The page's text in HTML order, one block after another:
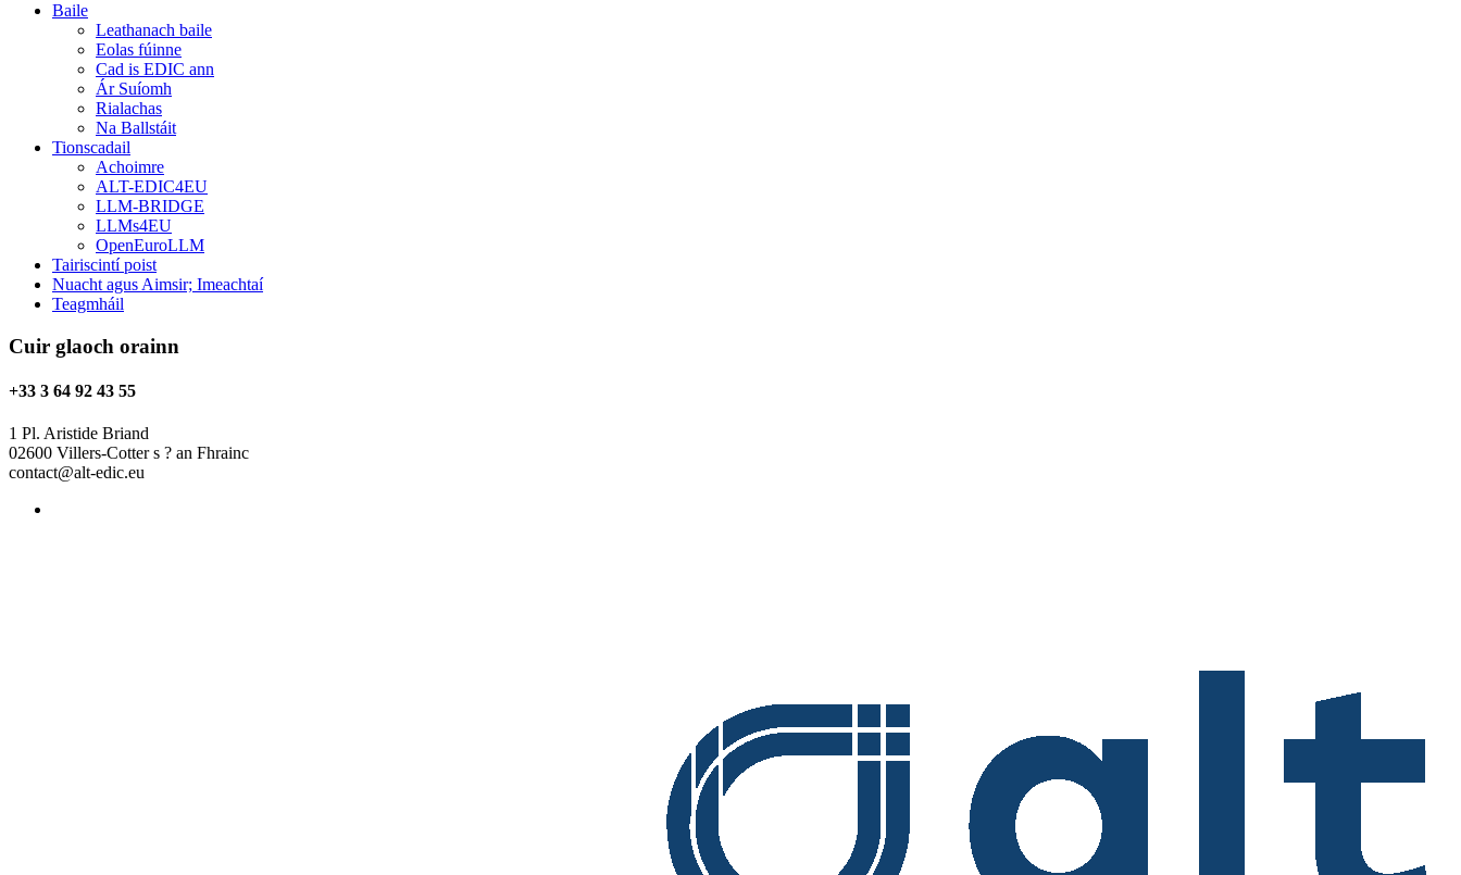
Baile
Leathanach baile
Eolas fúinne
Cad is EDIC ann
Ár Suíomh
Rialachas
Na Ballstáit
Tionscadail
Achoimre
ALT-EDIC4EU
LLM-BRIDGE
LLMs4EU
OpenEuroLLM
Tairiscintí poist
Nuacht agus Aimsir; Imeachtaí
Teagmháil
Cuir glaoch orainn
+33 3 64 92 43 55
1 Pl. Aristide Briand
02600 Villers-Cotter s ? an Fhrainc
contact@alt-edic.eu